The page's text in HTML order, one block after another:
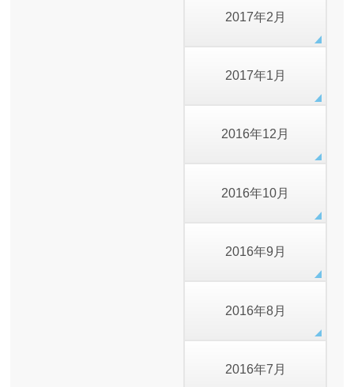
2017年2月
2017年1月
2016年12月
2016年10月
2016年9月
2016年8月
2016年7月